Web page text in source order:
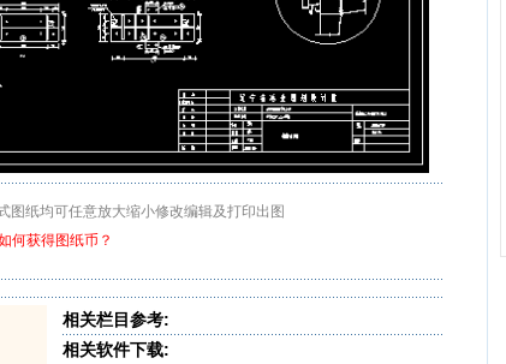
图纸均可任意放大缩小修改编辑及打印出图
何获得图纸币？
相关栏目参考:
相关软件下载: